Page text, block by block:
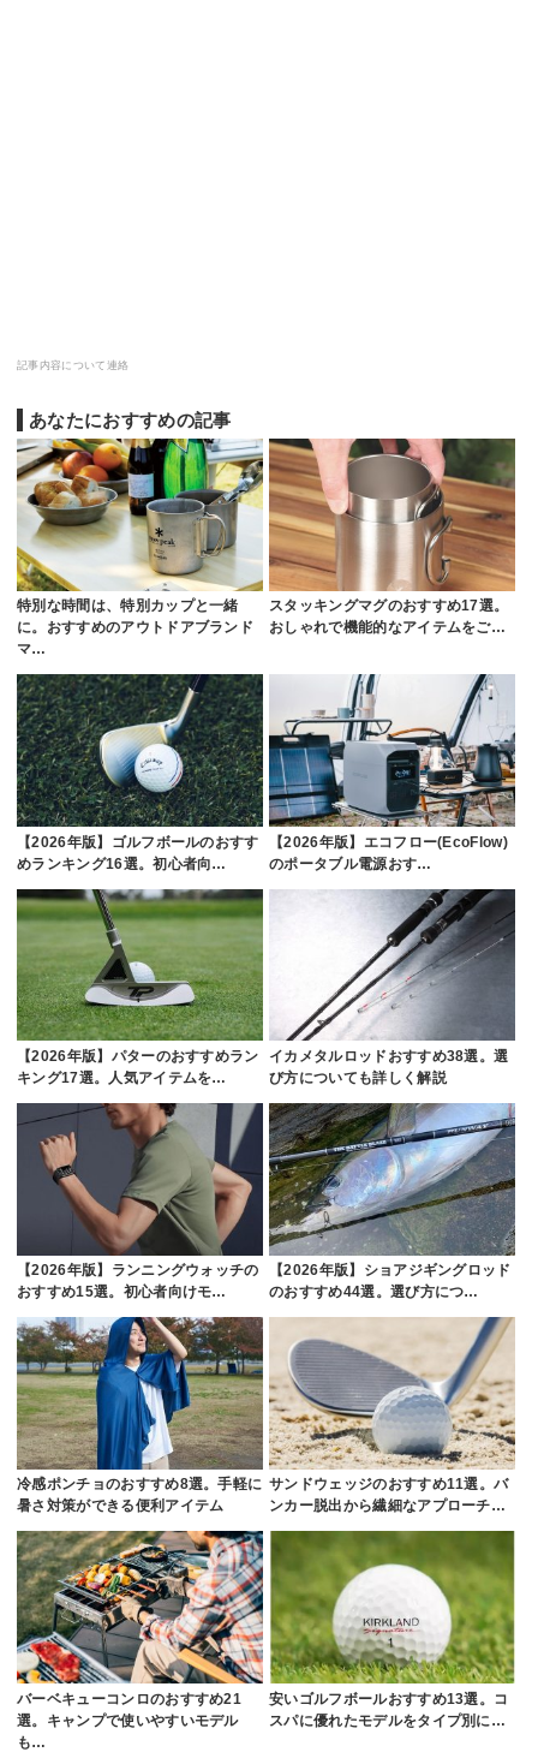
記事内容について連絡
あなたにおすすめの記事
特別な時間は、特別カップと一緒
に。おすすめのアウトドアブランド
マ…
スタッキングマグのおすすめ17選。
おしゃれで機能的なアイテムをご…
【2026年版】ゴルフボールのおすす
めランキング16選。初心者向…
【2026年版】エコフロー(EcoFlow)
のポータブル電源おす…
【2026年版】パターのおすすめラン
キング17選。人気アイテムを…
イカメタルロッドおすすめ38選。選
び方についても詳しく解説
【2026年版】ランニングウォッチの
おすすめ15選。初心者向けモ…
【2026年版】ショアジギングロッド
のおすすめ44選。選び方につ…
冷感ポンチョのおすすめ8選。手軽に
暑さ対策ができる便利アイテム
サンドウェッジのおすすめ11選。バ
ンカー脱出から繊細なアプローチ…
バーベキューコンロのおすすめ21
選。キャンプで使いやすいモデル
も…
安いゴルフボールおすすめ13選。コ
スパに優れたモデルをタイプ別に…